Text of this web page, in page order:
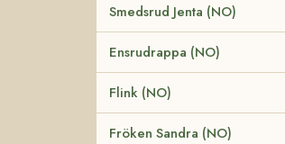
Smedsrud Jenta (NO)
Ensrudrappa (NO)
Flink (NO)
Fröken Sandra (NO)